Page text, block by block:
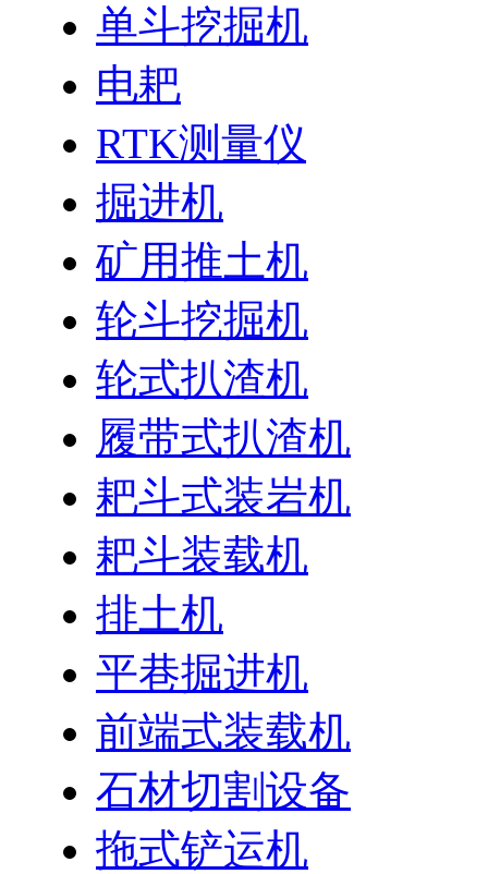
单斗挖掘机
电耙
RTK测量仪
掘进机
矿用推土机
轮斗挖掘机
轮式扒渣机
履带式扒渣机
耙斗式装岩机
耙斗装载机
排土机
平巷掘进机
前端式装载机
石材切割设备
拖式铲运机